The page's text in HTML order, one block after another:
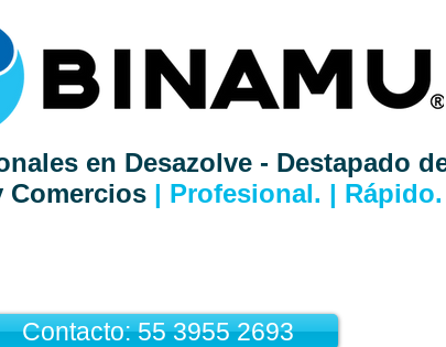
en Desazolve - Destapado
Comercios | Profesional. |
Contacto: 55 3955 2693